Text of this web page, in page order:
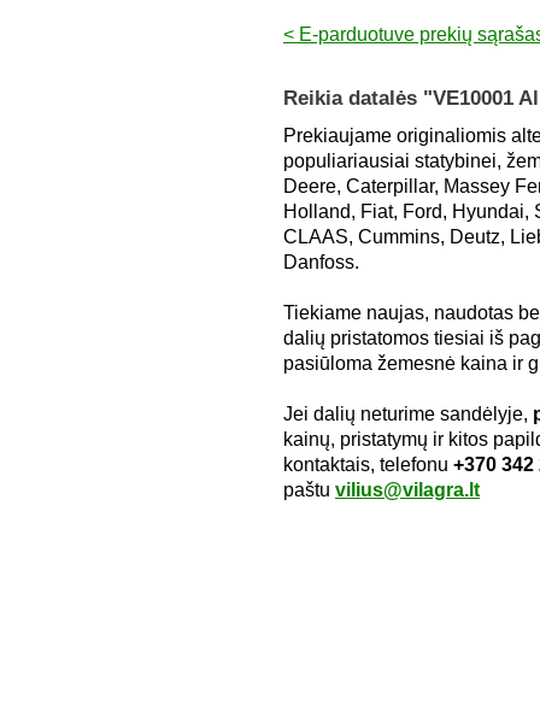
< E-parduotuve prekių
Reikia datalės "VE10001
Prekiaujame originaliomis
populiariausiai statybinei,
Deere, Caterpillar, Massey
Holland, Fiat, Ford, Hyundai,
CLAAS, Cummins, Deutz,
Danfoss.
Tiekiame naujas, naudotas
dalių pristatomos tiesiai iš
pasiūloma žemesnė kaina ir
Jei dalių neturime sandėlyje,
kainų, pristatymų ir kitos
kontaktais, telefonu +370 342
paštu vilius@vilagra.lt